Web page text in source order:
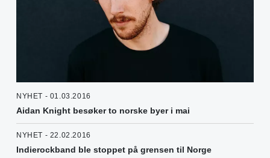
NYHET - 01.03.2016
Aidan Knight besøker to norske byer i mai
NYHET - 22.02.2016
Indierockband ble stoppet på grensen til Norge